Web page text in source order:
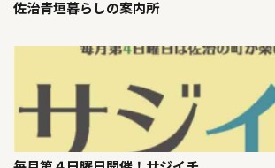
佐治青垣暮らしの案内所